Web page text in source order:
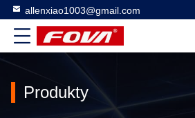
allenxiao1003@gmail.com
Produkty